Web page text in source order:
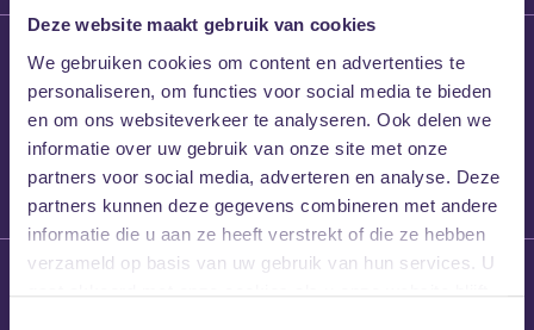
Deze website maakt gebruik van cookies
We gebruiken cookies om content en advertenties te
personaliseren, om functies voor social media te bieden
en om ons websiteverkeer te analyseren. Ook delen we
informatie over uw gebruik van onze site met onze
partners voor social media, adverteren en analyse. Deze
partners kunnen deze gegevens combineren met andere
informatie die u aan ze heeft verstrekt of die ze hebben
verzameld op basis van uw gebruik van hun services. U
27 maart 2026
Willem’s Blog:
Frans Kalf
26 maart 2026